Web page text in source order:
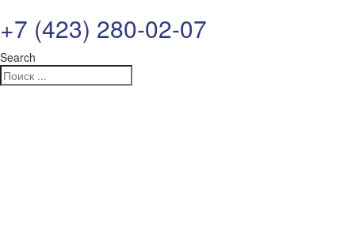
+7 (423) 280-02-07
Search